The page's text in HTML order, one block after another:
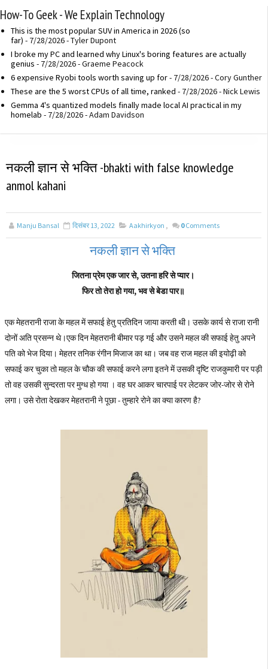
How-To Geek - We Explain Technology
This is the most popular SUV in America in 2026 (so
far) - 7/28/2026- Tyler Dupont
I broke my PC and learned why Linux's boring features are actually
genius - 7/28/2026- Graeme Peacock
6 expensive Ryobi tools worth saving up for- 7/28/2026- Cory Gunther
These are the 5 worst CPUs of all time, ranked - 7/28/2026- Nick Lewis
Gemma 4's quantized models finally made local AI practical in my
homelab - 7/28/2026- Adam Davidson
नकली ज्ञान से भक्ति -bhakti with false knowledge
anmol kahani
Manju Bansal दिसंबर 13, 2022 Aakhirkyon , 0 Comments
नकली ज्ञान से भक्ति
जितना प्रेम एक जार से, उतना हरि से प्यार।
फिर तो तेरा हो गया, भव से बेडा पार॥
एक मेहतरानी राजा के महल में सफाई हेतु प्रतिदिन जाया करती थी। उसके कार्य से राजा रानी
दोनों अति प्रसन्न थे।एक दिन मेहतरानी बीमार पड़ गई और उसने महल की सफाई हेतु अपने
पति को भेज दिया। मेहतर तनिक रंगीन मिजाज का था। जब वह राज महल की इयोढ़ी को
सफाई कर चुका तो महल के चौक की सफाई करने लगा इतने में उसकी दृष्टि राजकुमारी पर पड़ी
तो वह उसकी सुन्दरता पर मुग्ध हो गया । वह घर आकर चारपाई पर लेटकर जोर-जोर से रोने
लगा। उसे रोता देखकर मेहतरानी ने पूछा - तुम्हारे रोने का क्‍या कारण है?